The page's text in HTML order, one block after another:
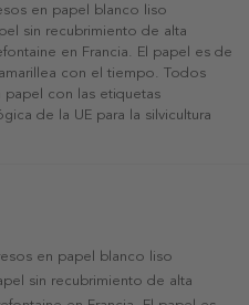
en papel blanco liso
sin recubrimiento de alta
en Francia. El papel es de
con el tiempo. Todos
papel con las etiquetas
de la UE para la silvicultura
en papel blanco liso
sin recubrimiento de alta